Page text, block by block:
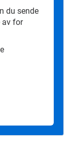
du sende
av for